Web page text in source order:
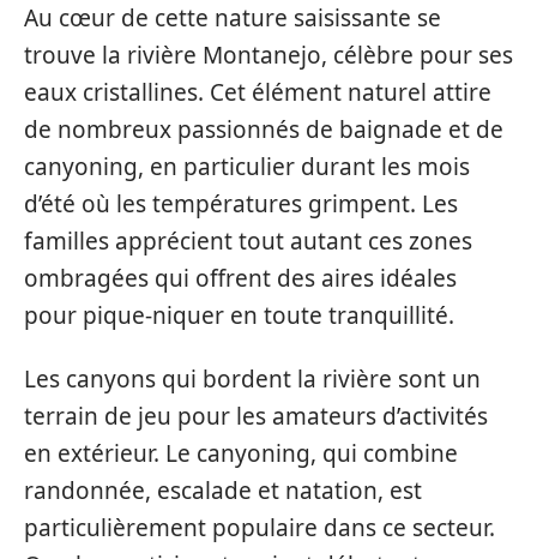
Au cœur de cette nature saisissante se
trouve la rivière Montanejo, célèbre pour ses
eaux cristallines. Cet élément naturel attire
de nombreux passionnés de baignade et de
canyoning, en particulier durant les mois
d’été où les températures grimpent. Les
familles apprécient tout autant ces zones
ombragées qui offrent des aires idéales
pour pique-niquer en toute tranquillité.
Les canyons qui bordent la rivière sont un
terrain de jeu pour les amateurs d’activités
en extérieur. Le canyoning, qui combine
randonnée, escalade et natation, est
particulièrement populaire dans ce secteur.